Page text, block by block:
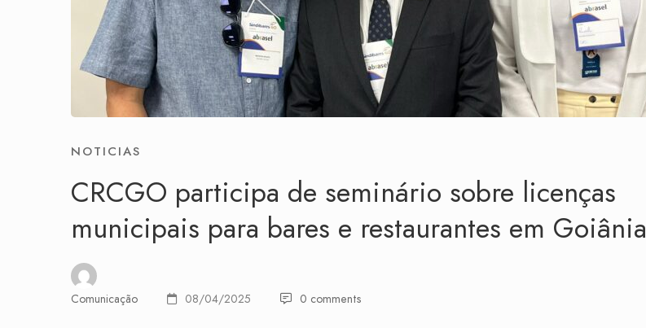
NOTICIAS
CRCGO participa de seminário sobre licenças
municipais para bares e restaurantes em Goiânia
Comunicação 08/04/2025 0 comments